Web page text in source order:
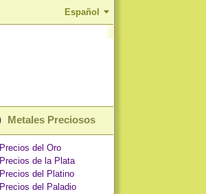
Español
Metales Preciosos
Precios del Oro
Precios de la Plata
Precios del Platino
Precios del Paladio